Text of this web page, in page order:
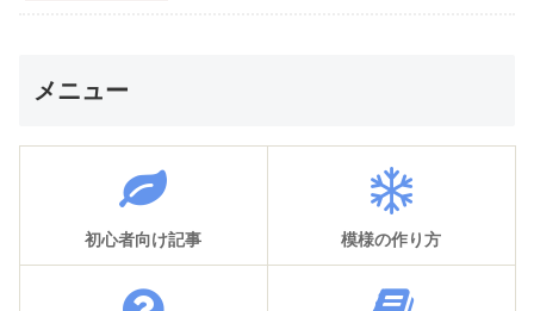
メニュー
初心者向け記事 模様の作り方